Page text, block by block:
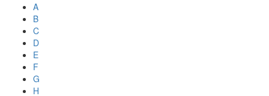
A
B
C
D
E
F
G
H